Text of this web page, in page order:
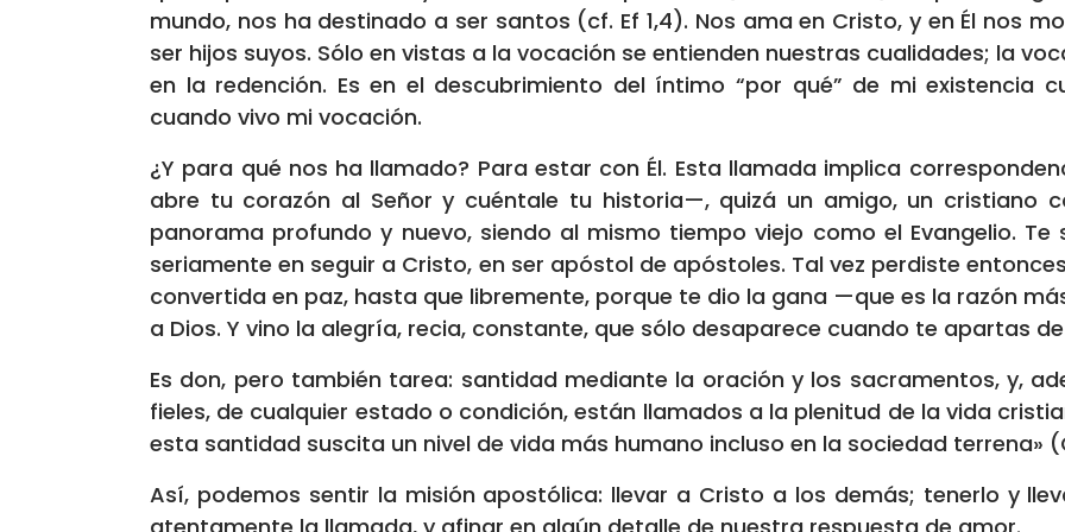
mundo, nos ha destinado a ser santos (cf. Ef 1,4). Nos ama en Cristo, y en Él nos
ser hijos suyos. Sólo en vistas a la vocación se entienden nuestras cualidades; la
en la redención. Es en el descubrimiento del íntimo “por qué” de mi existencia
cuando vivo mi vocación.
¿Y para qué nos ha llamado? Para estar con Él. Esta llamada implica
abre tu corazón al Señor y cuéntale tu historia—, quizá un amigo, un cristiano
panorama profundo y nuevo, siendo al mismo tiempo viejo como el Evangelio. Te
seriamente en seguir a Cristo, en ser apóstol de apóstoles. Tal vez perdiste
convertida en paz, hasta que libremente, porque te dio la gana —que es la razón
a Dios. Y vino la alegría, recia, constante, que sólo desaparece cuando te apartas de
Es don, pero también tarea: santidad mediante la oración y los sacramentos, y,
fieles, de cualquier estado o condición, están llamados a la plenitud de la vida
esta santidad suscita un nivel de vida más humano incluso en la sociedad terrena»
Así, podemos sentir la misión apostólica: llevar a Cristo a los demás; tenerlo y